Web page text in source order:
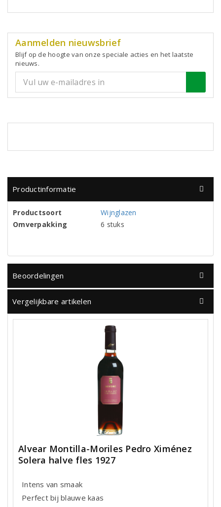
Aanmelden nieuwsbrief
Blijf op de hoogte van onze speciale acties en het laatste
nieuws.
Productinformatie
Productsoort
Wijnglazen
Omverpakking
6 stuks
Beoordelingen
Vergelijkbare artikelen
Alvear Montilla-Moriles Pedro Ximénez
Solera halve fles 1927
Intens van smaak
Perfect bij blauwe kaas